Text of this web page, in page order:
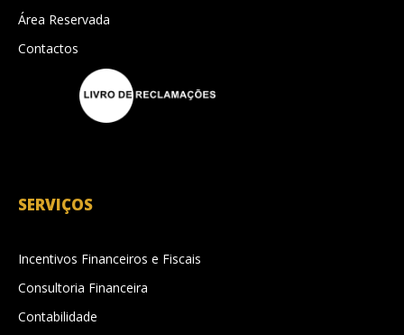
Área Reservada
Contactos
SERVIÇOS
Incentivos Financeiros e Fiscais
Consultoria Financeira
Contabilidade